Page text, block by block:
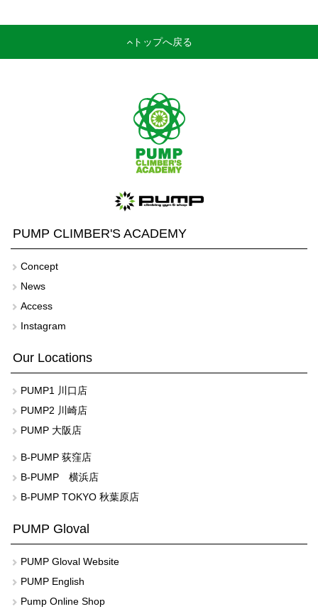
トップへ戻る
PUMP CLIMBER'S ACADEMY
Concept
News
Access
Instagram
Our Locations
PUMP1 川口店
PUMP2 川崎店
PUMP 大阪店
B-PUMP 荻窪店
B-PUMP 横浜店
B-PUMP TOKYO 秋葉原店
PUMP Gloval
PUMP Gloval Website
PUMP English
Pump Online Shop